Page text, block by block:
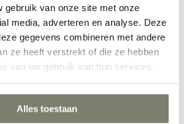
gebruik van onze site met onze
media, adverteren en analyse. Deze
gegevens combineren met andere
ze heeft verstrekt of die ze hebben
van uw gebruik van hun services.
Alles toestaan
inrichten